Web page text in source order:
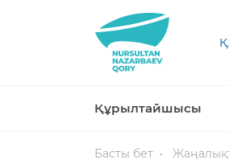
Құрылтайшысы
Басты бет